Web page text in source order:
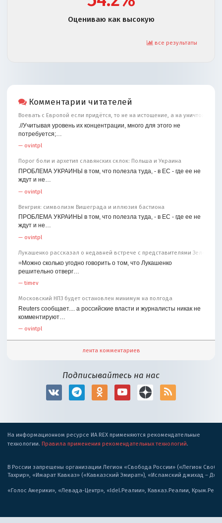
Оцениваю как высокую
все результаты
Комментарии читателей
Воевать с Европой если придётся, то не на истощение, а на уничтожение
.//Учитывая уровень их концентрации, много для этого не
потребуется;…
— ovintpl
Порог боли и архетип славянских склок: Польша и Украина
ПРОБЛЕМА УКРАИНЫ в том, что полезла туда, - в ЕС - где ее не
ждут и не…
— ovintpl
Венгрия: символизм Вишеграда и иллюзия бастиона
ПРОБЛЕМА УКРАИНЫ в том, что полезла туда, - в ЕС - где ее не
ждут и не…
— ovintpl
Лукашенко рассказал о недавней встрече с представителями
=Можно сколько угодно говорить о том, что Лукашенко
решительно отверг…
—timev
Московский НПЗ будет остановлен минимум на полгода
Reuters сообщает.... а российские власти и журналисты никак не
комментируют…
— ovintpl
лента комментариев
Подписывайтесь на нас
На информационном ресурсе ИА REX применяются рекомендательные
технологии. Правила применения рекомендательных технологий.
В России запрещены организации Легион «Свобода России» («Легион
Тахрир», «Имарат Кавказ» («Кавказский Эмират»), «Исламский джихад –
«Голос Америки», «Левада-Центр», «Idel.Реалии», Кавказ.Реалии,